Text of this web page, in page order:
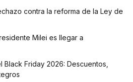
contra la reforma de la Ley de
Milei es llegar a
Friday 2026: Descuentos,